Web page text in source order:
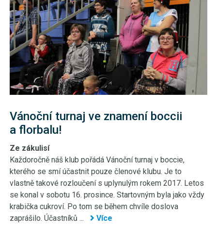
Vánoční turnaj ve znamení boccii
a florbalu!
Ze zákulisí
Každoročně náš klub pořádá Vánoční turnaj v boccie,
kterého se smí účastnit pouze členové klubu. Je to
vlastně takové rozloučení s uplynulým rokem 2017. Letos
se konal v sobotu 16. prosince. Startovným byla jako vždy
krabička cukroví. Po tom se během chvíle doslova
zaprášilo. Účastníků ...
Více